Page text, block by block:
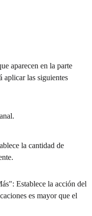
aparecen en la parte
aplicar las siguientes
la cantidad de
Establece la acción del
es mayor que el